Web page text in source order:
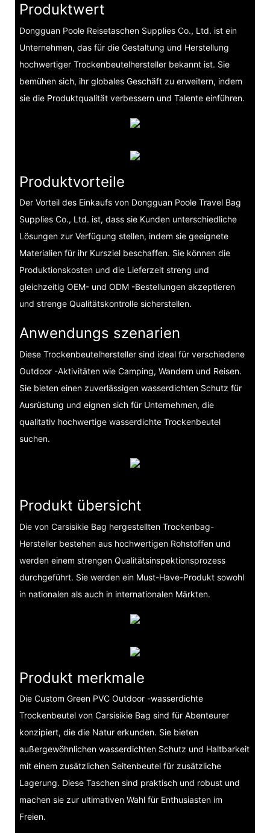
Produktwert
Dongguan Poole Reisetaschen Supplies Co., Ltd. ist ein
Unternehmen, das für die Gestaltung und Herstellung
hochwertiger Trockenbeutelhersteller bekannt ist. Sie
bemühen sich, ihr globales Geschäft zu erweitern, indem
sie die Produktqualität verbessern und Talente einführen.
Produktvorteile
Der Vorteil des Einkaufs von Dongguan Poole Travel Bag
Supplies Co., Ltd. ist, dass sie Kunden unterschiedliche
Lösungen zur Verfügung stellen, indem sie geeignete
Materialien für ihr Kursziel beschaffen. Sie können die
Produktionskosten und die Lieferzeit streng und
gleichzeitig OEM- und ODM -Bestellungen akzeptieren
und strenge Qualitätskontrolle sicherstellen.
Anwendungs szenarien
Diese Trockenbeutelhersteller sind ideal für verschiedene
Outdoor -Aktivitäten wie Camping, Wandern und Reisen.
Sie bieten einen zuverlässigen wasserdichten Schutz für
Ausrüstung und eignen sich für Unternehmen, die
qualitativ hochwertige wasserdichte Trockenbeutel
suchen.
Produkt übersicht
Die von Carsisikie Bag hergestellten Trockenbag-
Hersteller bestehen aus hochwertigen Rohstoffen und
werden einem strengen Qualitätsinspektionsprozess
durchgeführt. Sie werden ein Must-Have-Produkt sowohl
in nationalen als auch in internationalen Märkten.
Produkt merkmale
Die Custom Green PVC Outdoor -wasserdichte
Trockenbeutel von Carsisikie Bag sind für Abenteurer
konzipiert, die die Natur erkunden. Sie bieten
außergewöhnlichen wasserdichten Schutz und Haltbarkeit
mit einem zusätzlichen Seitenbeutel für zusätzliche
Lagerung. Diese Taschen sind praktisch und robust und
machen sie zur ultimativen Wahl für Enthusiasten im
Freien.